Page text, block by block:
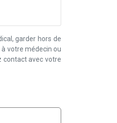
garder hors de
votre médecin ou
contact avec votre